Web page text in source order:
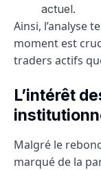
actuel.
Ainsi, l’analyse
moment est
traders actifs
L’intérêt
Malgré le
marqué de la